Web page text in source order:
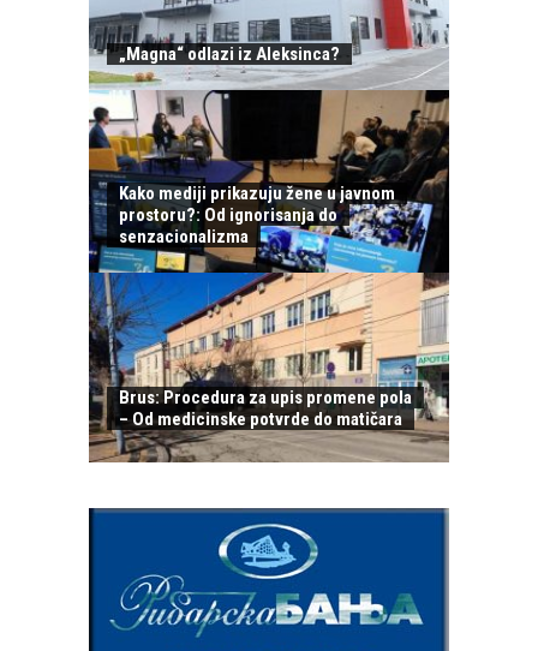
„Magna“ odlazi iz Aleksinca?
Kako mediji prikazuju žene u javnom
prostoru?: Od ignorisanja do
senzacionalizma
Brus: Procedura za upis promene pola
– Od medicinske potvrde do matičara